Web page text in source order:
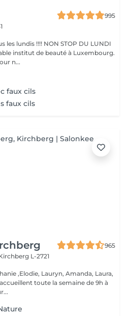
995
les lundis !!!! NON STOP DU LUNDI
n...
faux cils
faux cils
965
L-2721
,Elodie, Lauryn, Amanda, Laura,